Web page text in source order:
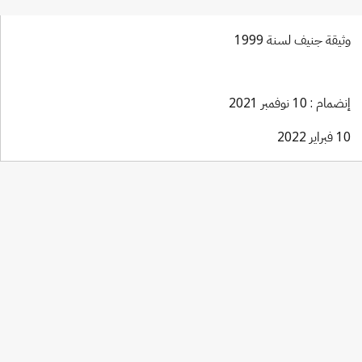
وثيقة جنيف لسنة 1999
إنضمام : 10 نوفمبر 2021
10 فبراير 2022